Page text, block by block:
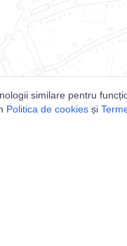
similare pentru
Politica de cookies și